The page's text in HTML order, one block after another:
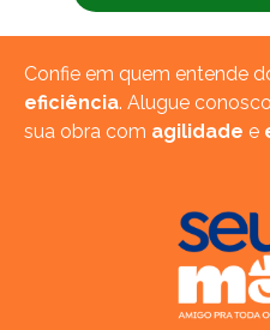
Confie em quem entende
eficiência. Alugue
sua obra com agilidade e